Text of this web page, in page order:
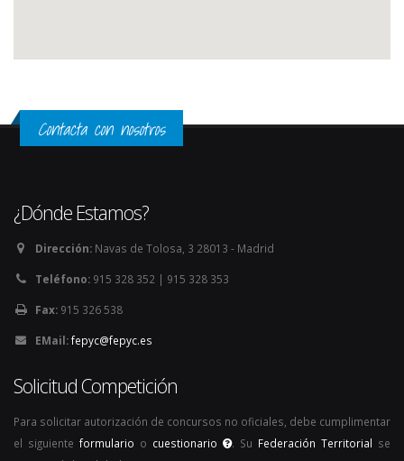
Contacta con nosotros
¿Dónde Estamos?
Dirección: Navas de Tolosa, 3 28013 - Madrid
Teléfono: 915 328 352 | 915 328 353
Fax: 915 326 538
EMail:fepyc@fepyc.es
Solicitud Competición
Para solicitar autorización de concursos no oficiales, debe cumplimentar
el siguiente formulario o cuestionario . Su Federación Territorial se